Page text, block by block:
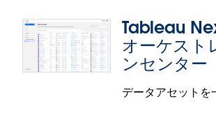
ことが可能です。
ダッシュボードサマリーはベータ版で
Tableau Next: 管理者イン
Tableau
オーケスト
ンセンター
データアセットを